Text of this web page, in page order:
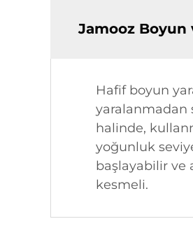
Jamooz Boyun
Hafif boyun
yaralanmadan
halinde,
yoğunluk
başlayabilir ve
kesmeli.